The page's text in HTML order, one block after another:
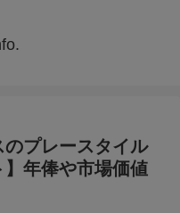
プレースタイル
年俸や市場価値